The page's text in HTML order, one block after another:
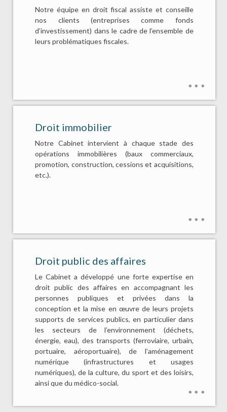
Notre équipe en droit fiscal assiste et conseille
nos clients (entreprises comme fonds
d’investissement) dans le cadre de l’ensemble de
leurs problématiques fiscales.
Droit immobilier
Notre Cabinet intervient à chaque stade des
opérations immobilières (baux commerciaux,
promotion, construction, cessions et acquisitions,
etc.).
Droit public des affaires
Le Cabinet a développé une forte expertise en
droit public des affaires en accompagnant les
personnes publiques et privées dans la
conception et la mise en œuvre de leurs projets
supports de services publics, en particulier dans
les secteurs de l’environnement (déchets,
énergie, eau), des transports (ferroviaire, urbain,
portuaire, aéroportuaire), de l’aménagement
numérique (infrastructures et usages
numériques), de la culture, du sport et des loisirs,
ainsi que du médico-social.